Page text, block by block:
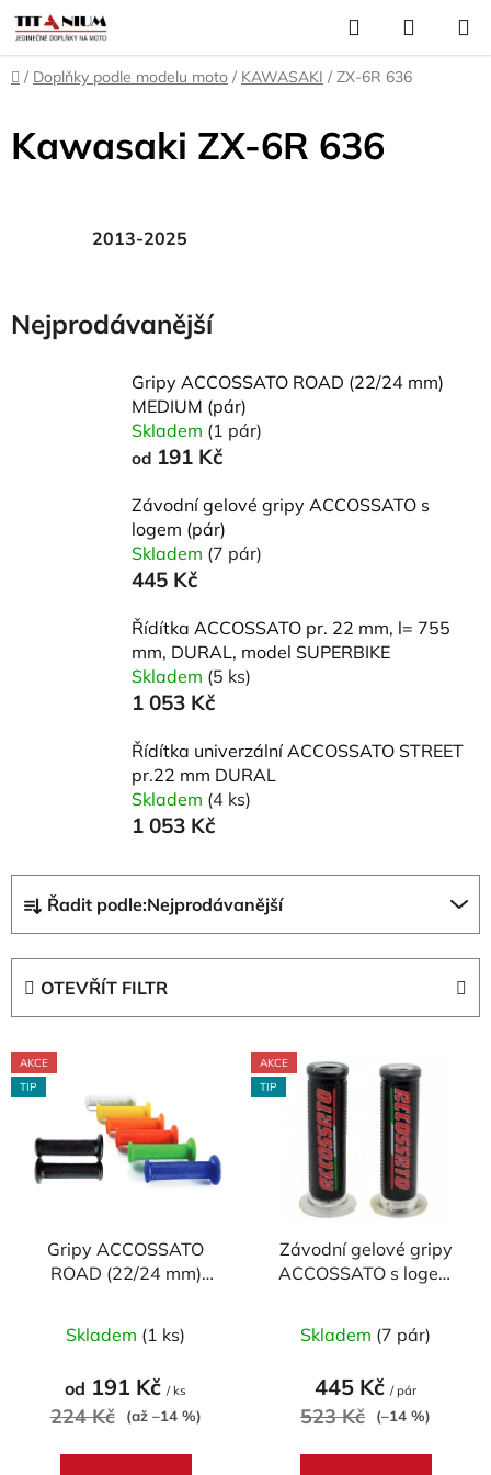
Přejít
na
obsah
Hledat
KOŠÍK
Domů
/ Doplňky podle modelu moto / KAWASAKI / ZX-6R 636
Kawasaki ZX-6R 636
2013-2025
Nejprodávanější
Gripy ACCOSSATO ROAD (22/24 mm)
MEDIUM (pár)
Skladem (1 pár)
od 191 Kč
Závodní gelové gripy ACCOSSATO s
logem (pár)
Skladem (7 pár)
445 Kč
Řídítka ACCOSSATO pr. 22 mm, l= 755
mm, DURAL, model SUPERBIKE
Skladem (5 ks)
1 053 Kč
Řídítka univerzální ACCOSSATO STREET
pr.22 mm DURAL
Skladem (4 ks)
1 053 Kč
a
z
p
r
Řadit podle:Nejprodávanější
OTEVŘÍT FILTR
V
ý
AKCE
TIP
Gripy ACCOSSATO
ROAD (22/24 mm)
hodnocení
produktu
Skladem (1 ks)
od 191 Kč / ks
224 Kč (až –14 %)
AKCE
TIP
Závodní gelové gripy
ACCOSSATO s logem
hodnocení
produktu
Skladem (7 pár)
445 Kč / pár
523 Kč (–14 %)